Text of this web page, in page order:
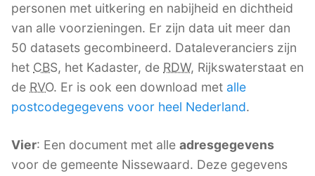
personen met uitkering en nabijheid en dichtheid
van alle voorzieningen. Er zijn data uit meer dan
50 datasets gecombineerd. Dataleveranciers zijn
het CBS, het Kadaster, de RDW, Rijkswaterstaat en
de RVO. Er is ook een download met alle
postcodegegevens voor heel Nederland.
Vier: Een document met alle adresgegevens
voor de gemeente Nissewaard. Deze gegevens